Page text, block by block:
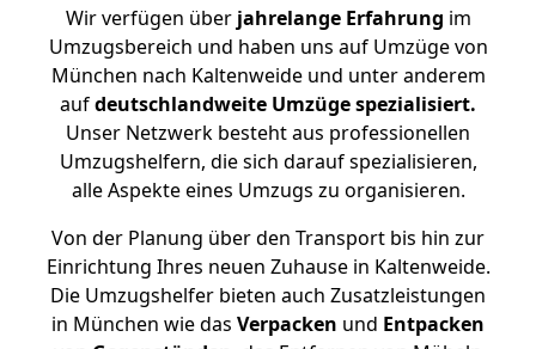
Wir verfügen überjahrelange Erfahrung im
Umzugsbereich und haben uns auf Umzüge von
München nach Kaltenweide und unter anderem
aufdeutschlandweite Umzüge spezialisiert.
Unser Netzwerk besteht aus professionellen
Umzugshelfern, die sich darauf spezialisieren,
alle Aspekte eines Umzugs zu organisieren.
Von der Planung über den Transport bis hin zur
Einrichtung Ihres neuen Zuhause in Kaltenweide.
Die Umzugshelfer bieten auch Zusatzleistungen
in München wie das Verpacken und Entpacken